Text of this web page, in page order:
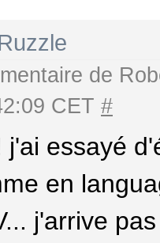
de
CET #
j'ai essayé
en
j'arrive